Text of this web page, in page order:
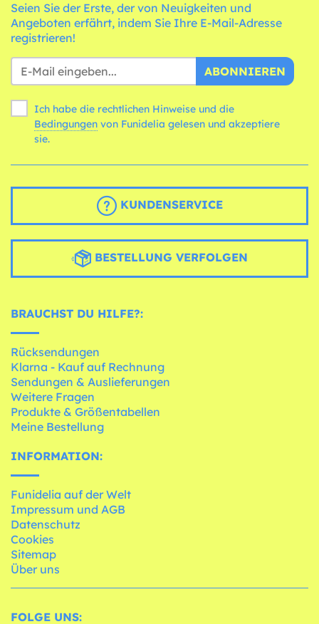
Seien Sie der Erste, der von Neuigkeiten und
Angeboten erfährt, indem Sie Ihre E-Mail-Adresse
registrieren!
ABONNIEREN
Ich habe die rechtlichen Hinweise und die
Bedingungen
sie.
KUNDENSERVICE
BESTELLUNG VERFOLGEN
BRAUCHST DU HILFE?:
Rücksendungen
Klarna - Kauf auf Rechnung
Sendungen & Auslieferungen
Weitere Fragen
Produkte & Größentabellen
Meine Bestellung
INFORMATION:
Funidelia auf der Welt
Impressum und AGB
Datenschutz
Cookies
Sitemap
Über uns
FOLGE UNS: